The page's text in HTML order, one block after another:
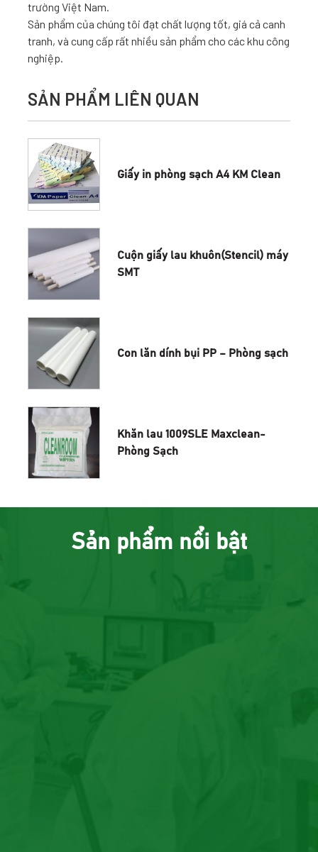
trường Việt Nam.
Sản phẩm của chúng tôi đạt chất lượng tốt, giá cả canh
tranh, và cung cấp rất nhiều sản phẩm cho các khu công
nghiệp.
SẢN PHẨM LIÊN QUAN
Giấy in phòng sạch A4 KM Clean
Cuộn giấy lau khuôn(Stencil) máy
SMT
Con lăn dính bụi PP – Phòng sạch
Khăn lau 1009SLE Maxclean-
Phòng Sạch
Sản phẩm nổi bật